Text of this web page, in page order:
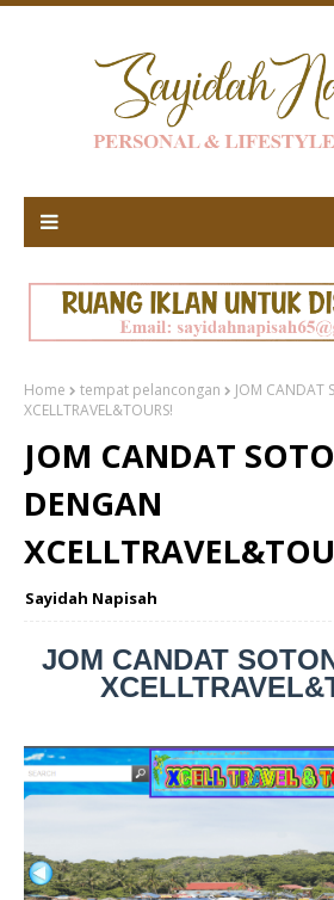
Home tempat pelancongan
JOM CANDAT
XCELLTRAVEL&TOURS!
JOM CANDAT
DENGAN
Sayidah Napisah
JOM CANDAT